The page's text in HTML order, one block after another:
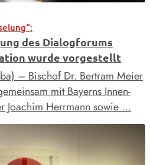
des Dialogforums
wurde vorgestellt
– Bischof Dr. Bertram Meier
mit Bayerns Innen-
Joachim Herrmann sowie …